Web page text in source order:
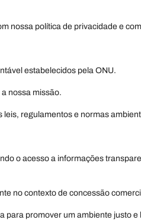
política de privacidade e
estabelecidos pela ONU.
nossa missão.
regulamentos e normas
o acesso a informações
no contexto de concessão
promover um ambiente justo